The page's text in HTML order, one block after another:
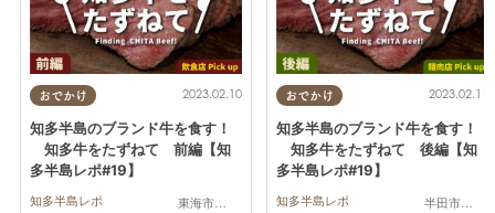
おでかけ
東海市,半田市
2023.02.10
知多半島のブランド牛を食す！
知多牛をたずねて 前編【知
多半島レポ#19】
知多半島レポ
おでかけ
半田市,南知多町
2023.02.11
知多半島のブランド牛を食す！
知多牛をたずねて 後編【知
多半島レポ#19】
知多半島レポ